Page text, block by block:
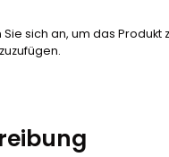
sich an, um das Produkt